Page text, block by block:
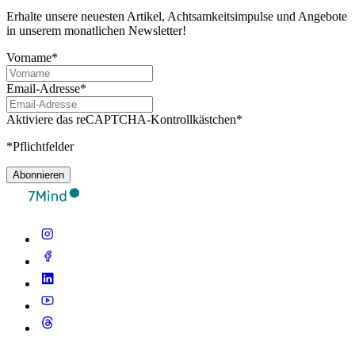
Erhalte unsere neuesten Artikel, Achtsamkeitsimpulse und Angebote
in unserem monatlichen Newsletter!
Vorname*
Email-Adresse*
Aktiviere das reCAPTCHA-Kontrollkästchen*
*Pflichtfelder
Abonnieren